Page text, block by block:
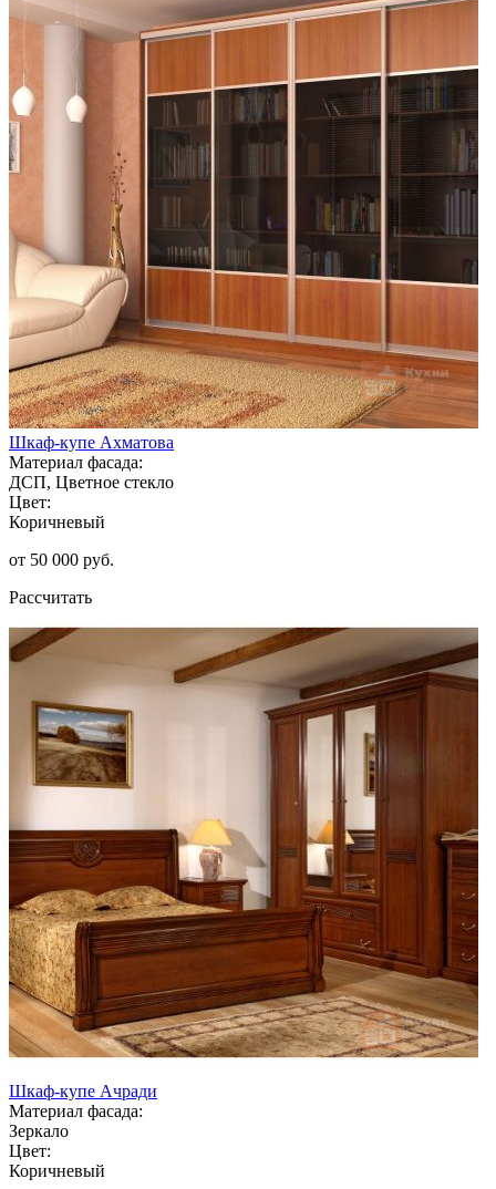
Шкаф-купе Ахматова
Материал фасада:
ДСП, Цветное стекло
Цвет:
Коричневый
от 50 000 руб.
Рассчитать
Шкаф-купе Ачради
Материал фасада:
Зеркало
Цвет:
Коричневый